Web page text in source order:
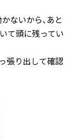
ないから､あと
て頭に残ってい
張り出して確認